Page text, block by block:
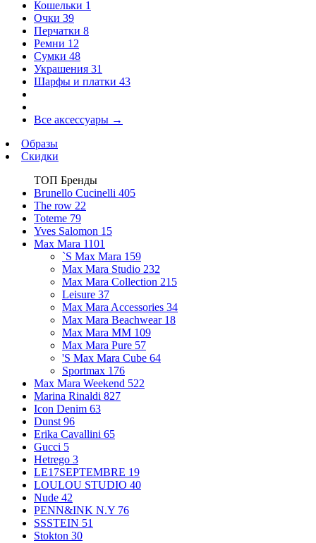
Кошельки 1
Очки 39
Перчатки 8
Ремни 12
Сумки 48
Украшения 31
Шарфы и платки 43
Все аксессуары →
Образы
Скидки
ТОП Бренды
Brunello Cucinelli 405
The row 22
Toteme 79
Yves Salomon 15
Max Mara 1101
`S Max Mara 159
Max Mara Studio 232
Max Mara Collection 215
Leisure 37
Max Mara Accessories 34
Max Mara Beachwear 18
Max Mara MM 109
Max Mara Pure 57
'S Max Mara Cube 64
Sportmax 176
Max Mara Weekend 522
Marina Rinaldi 827
Icon Denim 63
Dunst 96
Erika Cavallini 65
Gucci 5
Hetrego 3
LE17SEPTEMBRE 19
LOULOU STUDIO 40
Nude 42
PENN&INK N.Y 76
SSSTEIN 51
Stokton 30